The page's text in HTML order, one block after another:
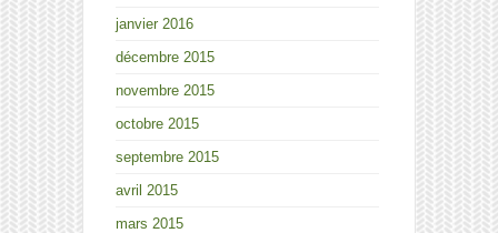
janvier 2016
décembre 2015
novembre 2015
octobre 2015
septembre 2015
avril 2015
mars 2015